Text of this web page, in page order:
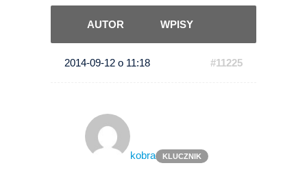
AUTOR WPISY
2014-09-12 o 11:18 #11225
kobra KLUCZNIK